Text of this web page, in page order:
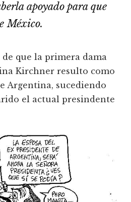
apoyado para que
México.
de que la primera dama
Kirchner resulto como
Argentina, sucediendo
el actual presindente